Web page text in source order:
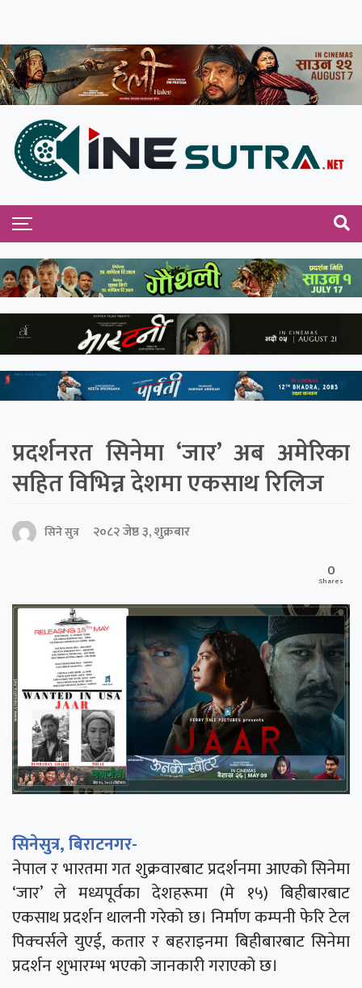
प्रदर्शनरत सिनेमा ‘जार’ अब अमेरिका
सहित विभिन्न देशमा एकसाथ रिलिज
सिने सुत्र
२०८२ जेष्ठ ३, शुक्रबार
0
Shares
सिनेसुत्र, बिराटनगर-
नेपाल र भारतमा गत शुक्रवारबाट प्रदर्शनमा आएको सिनेमा
‘जार’ ले मध्यपूर्वका देशहरूमा (मे १५) बिहीबारबाट
एकसाथ प्रदर्शन थालनी गरेको छ। निर्माण कम्पनी फेरि टेल
पिक्चर्सले युएई, कतार र बहराइनमा बिहीबारबाट सिनेमा
प्रदर्शन शुभारम्भ भएको जानकारी गराएको छ।